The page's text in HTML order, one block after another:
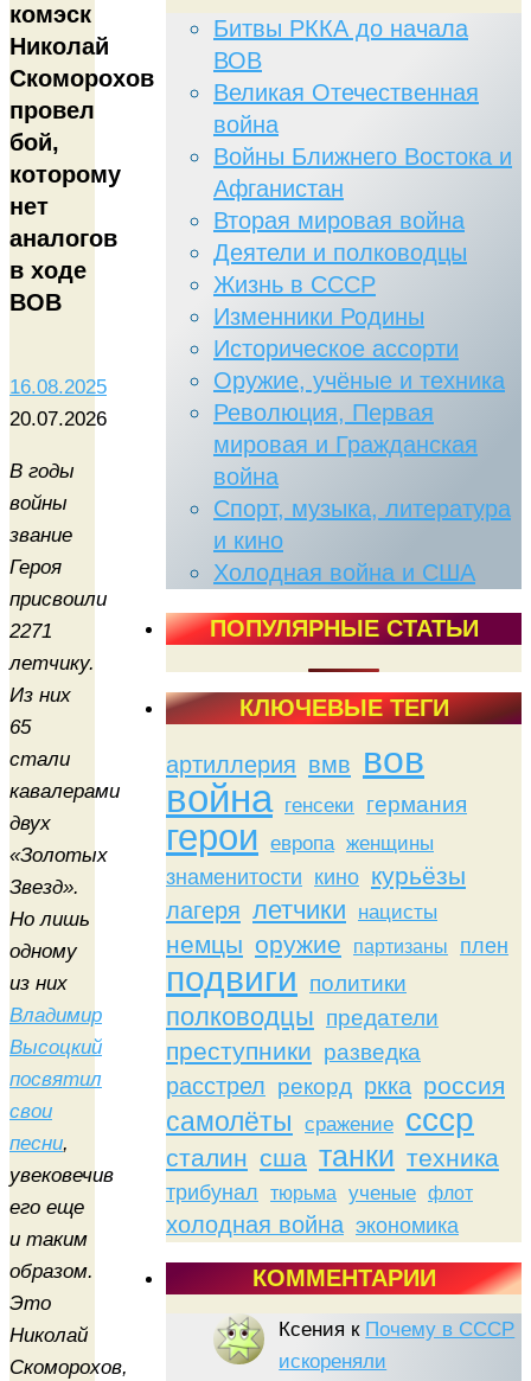
комэск
Николай
Скоморохов
провел
бой,
которому
нет
аналогов
в ходе
ВОВ
16.08.2025
20.07.2026
В годы
войны
звание
Героя
присвоили
2271
летчику.
Из них
65
стали
кавалерами
двух
«Золотых
Звезд».
Но лишь
одному
из них
Владимир
Высоцкий
посвятил
свои
песни,
увековечив
его еще
и таким
образом.
Это
Николай
Скоморохов,
Битвы РККА до начала
ВОВ
Великая Отечественная
война
Войны Ближнего Востока и
Афганистан
Вторая мировая война
Деятели и полководцы
Жизнь в СССР
Изменники Родины
Историческое ассорти
Оружие, учёные и техника
Революция, Первая
мировая и Гражданская
война
Спорт, музыка, литература
и кино
Холодная война и США
ПОПУЛЯРНЫЕ СТАТЬИ
КЛЮЧЕВЫЕ ТЕГИ
артиллерия вмв вов
война генсеки германия
герои европа женщины
знаменитости кино курьёзы
лагеря летчики нацисты
немцы оружие партизаны плен
подвиги политики
полководцы предатели
преступники разведка
расстрел рекорд ркка россия
самолёты сражение ссср
сталин сша танки техника
трибунал тюрьма ученые флот
холодная война экономика
КОММЕНТАРИИ
Ксения к Почему в СССР
искореняли